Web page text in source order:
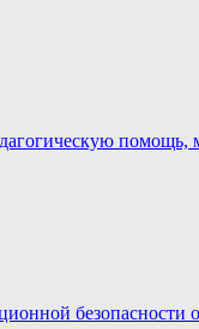
помощь,
безопасности